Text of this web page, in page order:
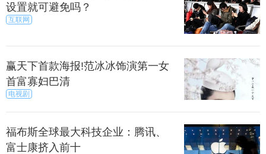
设置就可避免吗？
互联网
赢天下首款海报!范冰冰饰演第一女
首富寡妇巴清
电视剧
福布斯全球最大科技企业：腾讯、
富士康挤入前十